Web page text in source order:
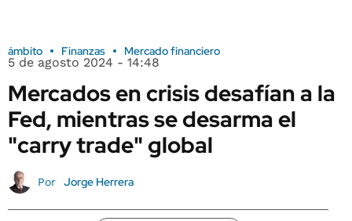
ámbito Finanzas Mercado financiero
5 de agosto 2024 - 14:48
Mercados en crisis desafían a la
Fed, mientras se desarma el
"carry trade" global
Por Jorge Herrera